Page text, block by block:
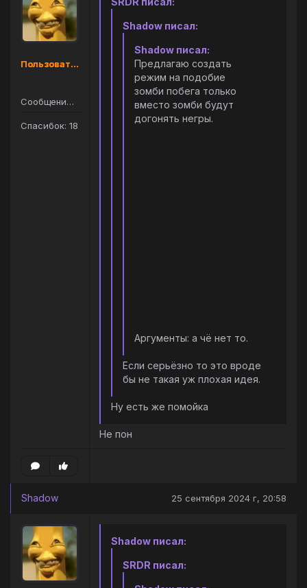
Пользователь
Сообщений: 36
Спасибок: 18
Shadow писал:
Shadow писал:
Предлагаю создать
режим на подобие
зомби побега только
вместо зомби будут
догонять негры.
Аргументы: а чё нет то.
Если серьёзно то это вроде
бы не такая уж плохая идея.
Ну есть же помойка
Не пон
Shadow 25 сентября 2024 г, 20:58
Shadow писал:
SRDR писал: